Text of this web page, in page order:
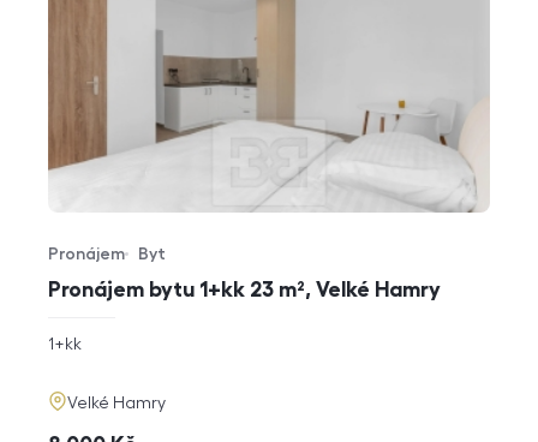
Pronájem bytu 1+kk 23 m², Velké Hamry
Typ nabídky
Pronájem
Typ nemovitosti
Byt
rozměry
1+kk
adresa
Velké Hamry